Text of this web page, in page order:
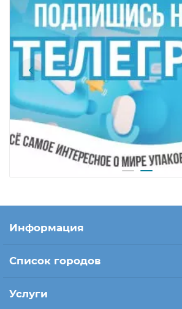
Информация
Список городов
Услуги